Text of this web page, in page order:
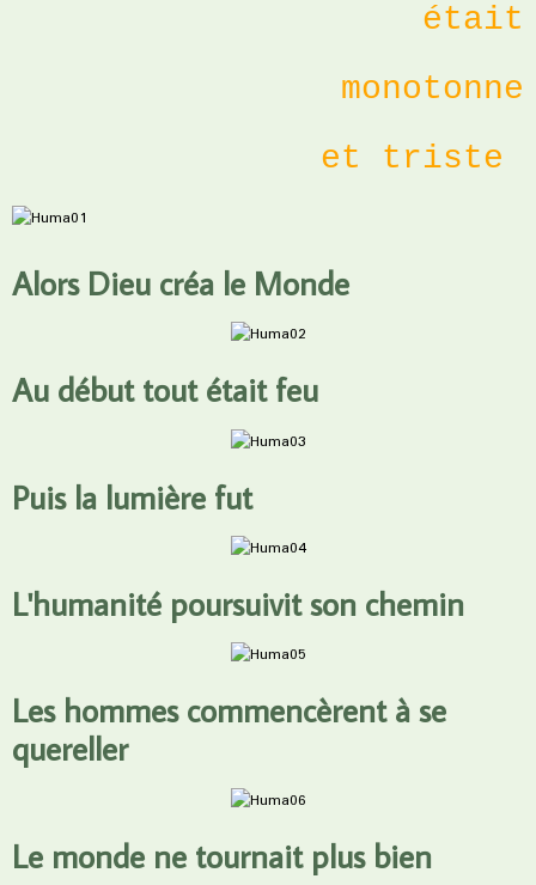
était
monotonne
et triste
Alors Dieu créa le Monde
Au début tout était feu
Puis la lumière fut
L'humanité poursuivit son chemin
Les hommes commencèrent à se
quereller
Le monde ne tournait plus bien